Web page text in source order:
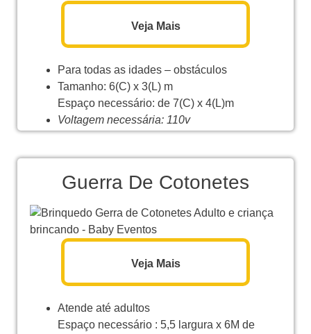
Veja Mais
Para todas as idades – obstáculos
Tamanho: 6(C) x 3(L) m
Espaço necessário: de 7(C) x 4(L)m
Voltagem necessária: 110v
Guerra De Cotonetes
Veja Mais
Atende até adultos
Espaço necessário : 5,5 largura x 6M de